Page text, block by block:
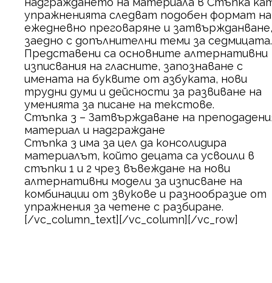
упражненията следват подобен формат на
ежедневно преговаряне и затвържданване,
заедно с допълнителни теми за седмицата.
Представени са основните алтернативни
изписвания на гласните, запознаване с
имената на буквите от азбуката, нови
трудни думи и дейсности за развиване на
уменията за писане на текстове.
Стъпка 3 – Затвърждаване на
материал и надграждане
Стъпка 3 има за цел да консолидира
материалът, който децата са усвоили в
стъпки 1 и 2 чрез въвеждане на нови
алтернативни модели за изписване на
комбинации от звукове и разнообразие от
упражнения за четене с разбиране.
[/vc_column_text][/vc_column][/vc_row]